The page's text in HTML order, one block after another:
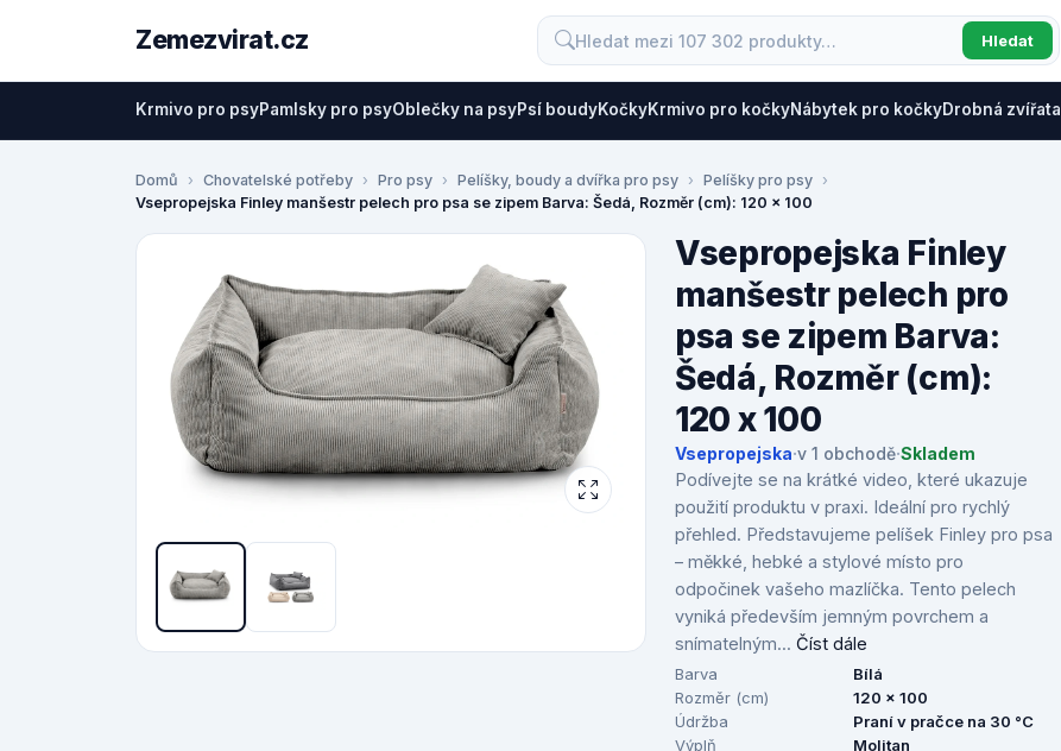
Zemezvirat.cz Hledat
Krmivo pro psyPamlsky pro psyOblečky na psyPsí boudyKočkyKrmivo pro kočkyNábytek pro kočkyDrobná zvířata
Domů Chovatelské potřeby Pro psy Pelíšky, boudy a dvířka pro psy
Pelíšky pro psy
Vsepropejska Finley manšestr pelech pro psa se zipem Barva: Šedá, Rozměr (cm): 120 x 100
Vsepropejska Finley
manšestr pelech pro
psa se zipem Barva:
Šedá, Rozměr (cm):
120 x 100
Vsepropejska·v 1 obchodě·Skladem
Podívejte se na krátké video, které ukazuje
použití produktu v praxi. Ideální pro rychlý
přehled. Představujeme pelíšek Finley pro psa
– měkké, hebké a stylové místo pro
odpočinek vašeho mazlíčka. Tento pelech
vyniká především jemným povrchem a
snímatelným... Číst dále
Barva
Bílá
Rozměr (cm)
120 x 100
Údržba
Praní v pračce na 30 °C
Výplň
Molitan